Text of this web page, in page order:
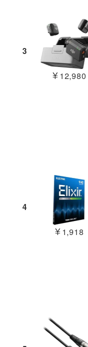
3
￥12,980
4
￥1,918